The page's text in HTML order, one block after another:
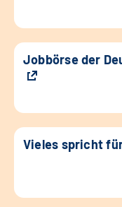
Jobbörse der
Vieles spricht